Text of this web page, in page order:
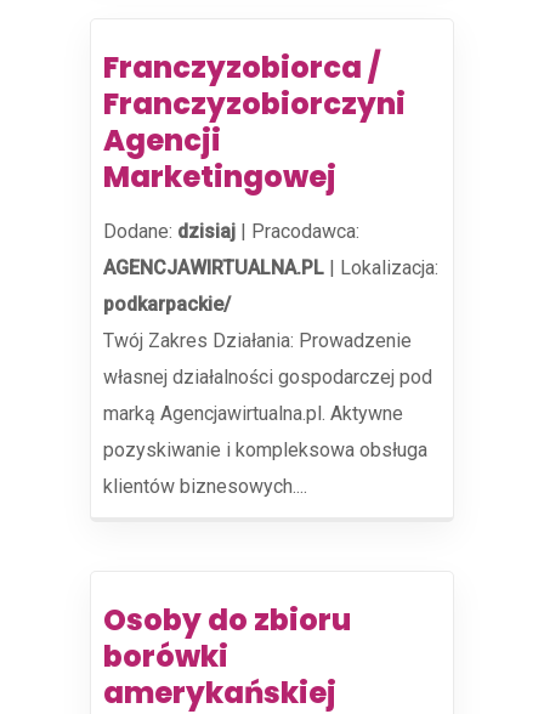
Franczyzobiorca /
Franczyzobiorczyni
Agencji
Marketingowej
Dodane: dzisiaj | Pracodawca:
AGENCJAWIRTUALNA.PL | Lokalizacja:
podkarpackie/
Twój Zakres Działania: Prowadzenie
własnej działalności gospodarczej pod
marką Agencjawirtualna.pl. Aktywne
pozyskiwanie i kompleksowa obsługa
klientów biznesowych....
Osoby do zbioru
borówki
amerykańskiej